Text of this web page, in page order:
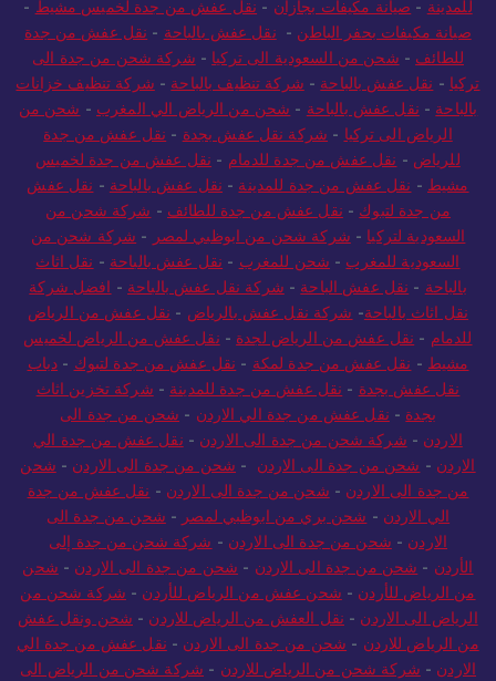
للمدينة - صيانة مكيفات بجازان - نقل عفش من جدة لخميس مشيط -
صيانة مكيفات بحفر الباطن - نقل عفش بالباحة - نقل عفش من جدة
للطائف - شحن من السعودية الى تركيا - شركة شحن من جدة الى
تركيا - نقل عفش بالباحة - شركة تنظيف بالباحة - شركة تنظيف خزانات
بالباحة - نقل عفش بالباحة - شحن من الرياض الي المغرب - شحن من
الرياض الى تركيا - شركة نقل عفش بجدة - نقل عفش من جدة
للرياض - نقل عفش من جدة للدمام - نقل عفش من جدة لخميس
مشيط - نقل عفش من جدة للمدينة - نقل عفش بالباحة - نقل عفش
من جدة لتبوك - نقل عفش من جدة للطائف - شركة شحن من
السعودية لتركيا - شركة شحن من ابوظبي لمصر - شركة شحن من
السعودية للمغرب - شحن للمغرب - نقل عفش بالباحة - نقل اثاث
بالباحة - نقل عفش الباحة - شركة نقل عفش بالباحة - افضل شركة
نقل اثاث بالباحة- شركة نقل عفش بالرياض - نقل عفش من الرياض
للدمام - نقل عفش من الرياض لجدة - نقل عفش من الرياض لخميس
مشيط - نقل عفش من جدة لمكة - نقل عفش من جدة لتبوك - دباب
نقل عفش بجدة - نقل عفش من جدة للمدينة - شركة تخزين اثاث
بجدة - نقل عفش من جدة الي الاردن - شحن من جدة الى
الاردن - شركة شحن من جدة الى الاردن - نقل عفش من جدة الي
الاردن - شحن من جدة الى الاردن - شحن من جدة الى الاردن - شحن
من جدة الى الاردن - شحن من جدة الى الاردن - نقل عفش من جدة
الي الاردن - شحن بري من ابوظبي لمصر - شحن من جدة الى
الاردن - شحن من جدة الى الاردن - شركة شحن من جدة إلى
الأردن - شحن من جدة الى الاردن - شحن من جدة الى الاردن - شحن
من الرياض للأردن - شحن عفش من الرياض للأردن - شركة شحن من
الرياض الى الاردن - نقل العفش من الرياض للاردن - شحن ونقل عفش
من الرياض للاردن - شحن من جدة الى الاردن - نقل عفش من جدة الي
الاردن - شركة شحن من الرياض للاردن - شركة شحن من الرياض الى